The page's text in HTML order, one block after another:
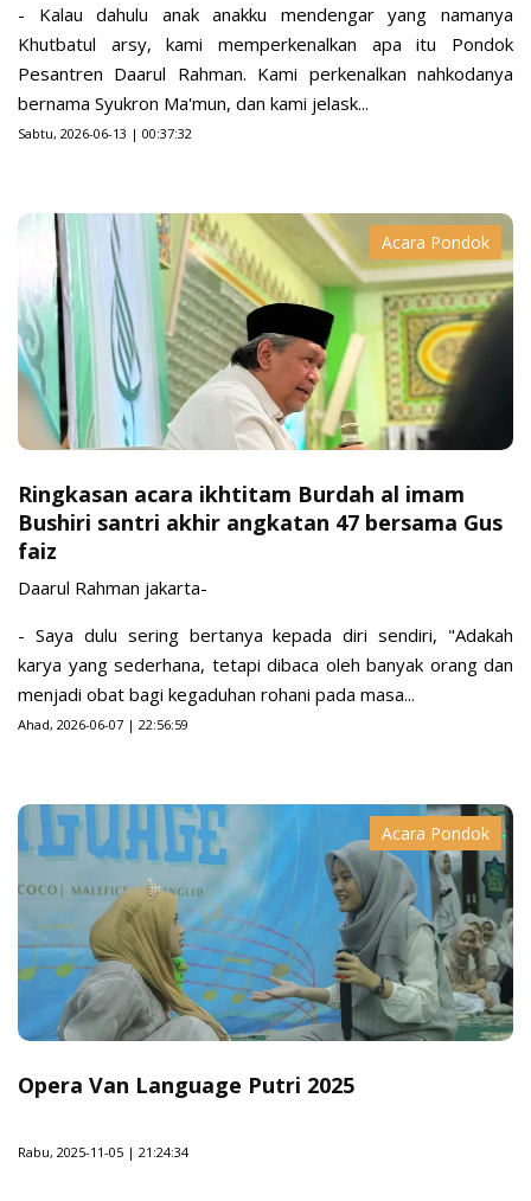
- Kalau dahulu anak anakku mendengar yang namanya
Khutbatul arsy, kami memperkenalkan apa itu Pondok
Pesantren Daarul Rahman. Kami perkenalkan nahkodanya
bernama Syukron Ma'mun, dan kami jelask...
Sabtu, 2026-06-13 | 00:37:32
Acara Pondok
Ringkasan acara ikhtitam Burdah al imam
Bushiri santri akhir angkatan 47 bersama Gus
faiz
Daarul Rahman jakarta-
- Saya dulu sering bertanya kepada diri sendiri, "Adakah
karya yang sederhana, tetapi dibaca oleh banyak orang dan
menjadi obat bagi kegaduhan rohani pada masa...
Ahad, 2026-06-07 | 22:56:59
Acara Pondok
Opera Van Language Putri 2025
Rabu, 2025-11-05 | 21:24:34